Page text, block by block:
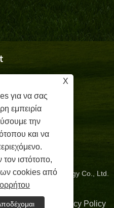
Το
τη νίκη του Wu Ashun
Sports Technology Co., Ltd.
δικαιώματος.
|XML| | Privacy Policy
X
για να σας
εμπειρία
την
και να
ιστότοπο,
cookies από